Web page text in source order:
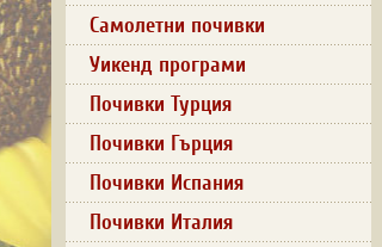
Самолетни почивки
Уикенд програми
Почивки Турция
Почивки Гърция
Почивки Испания
Почивки Италия